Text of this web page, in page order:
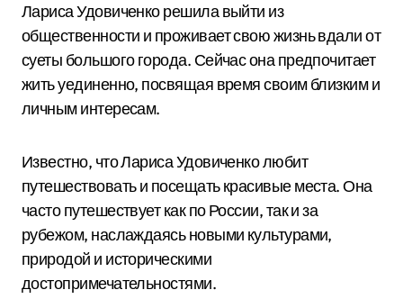
Лариса Удовиченко решила выйти из
общественности и проживает свою жизнь вдали от
суеты большого города. Сейчас она предпочитает
жить уединенно, посвящая время своим близким и
личным интересам.
Известно, что Лариса Удовиченко любит
путешествовать и посещать красивые места. Она
часто путешествует как по России, так и за
рубежом, наслаждаясь новыми культурами,
природой и историческими
достопримечательностями.